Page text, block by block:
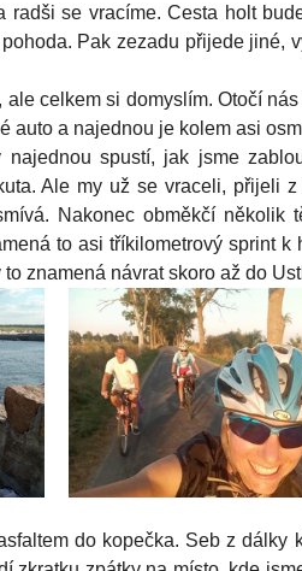
radši se vracíme. Cesta holt
Pak zezadu přijede jiné,
celkem si domyslím. Otočí
auto a najednou je kolem asi
spustí, jak jsme
Ale my už se vraceli, přijeli
Nakonec obměkčí několik
to asi tříkilometrový sprint
to znamená návrat skoro až do
do kopečka. Seb z